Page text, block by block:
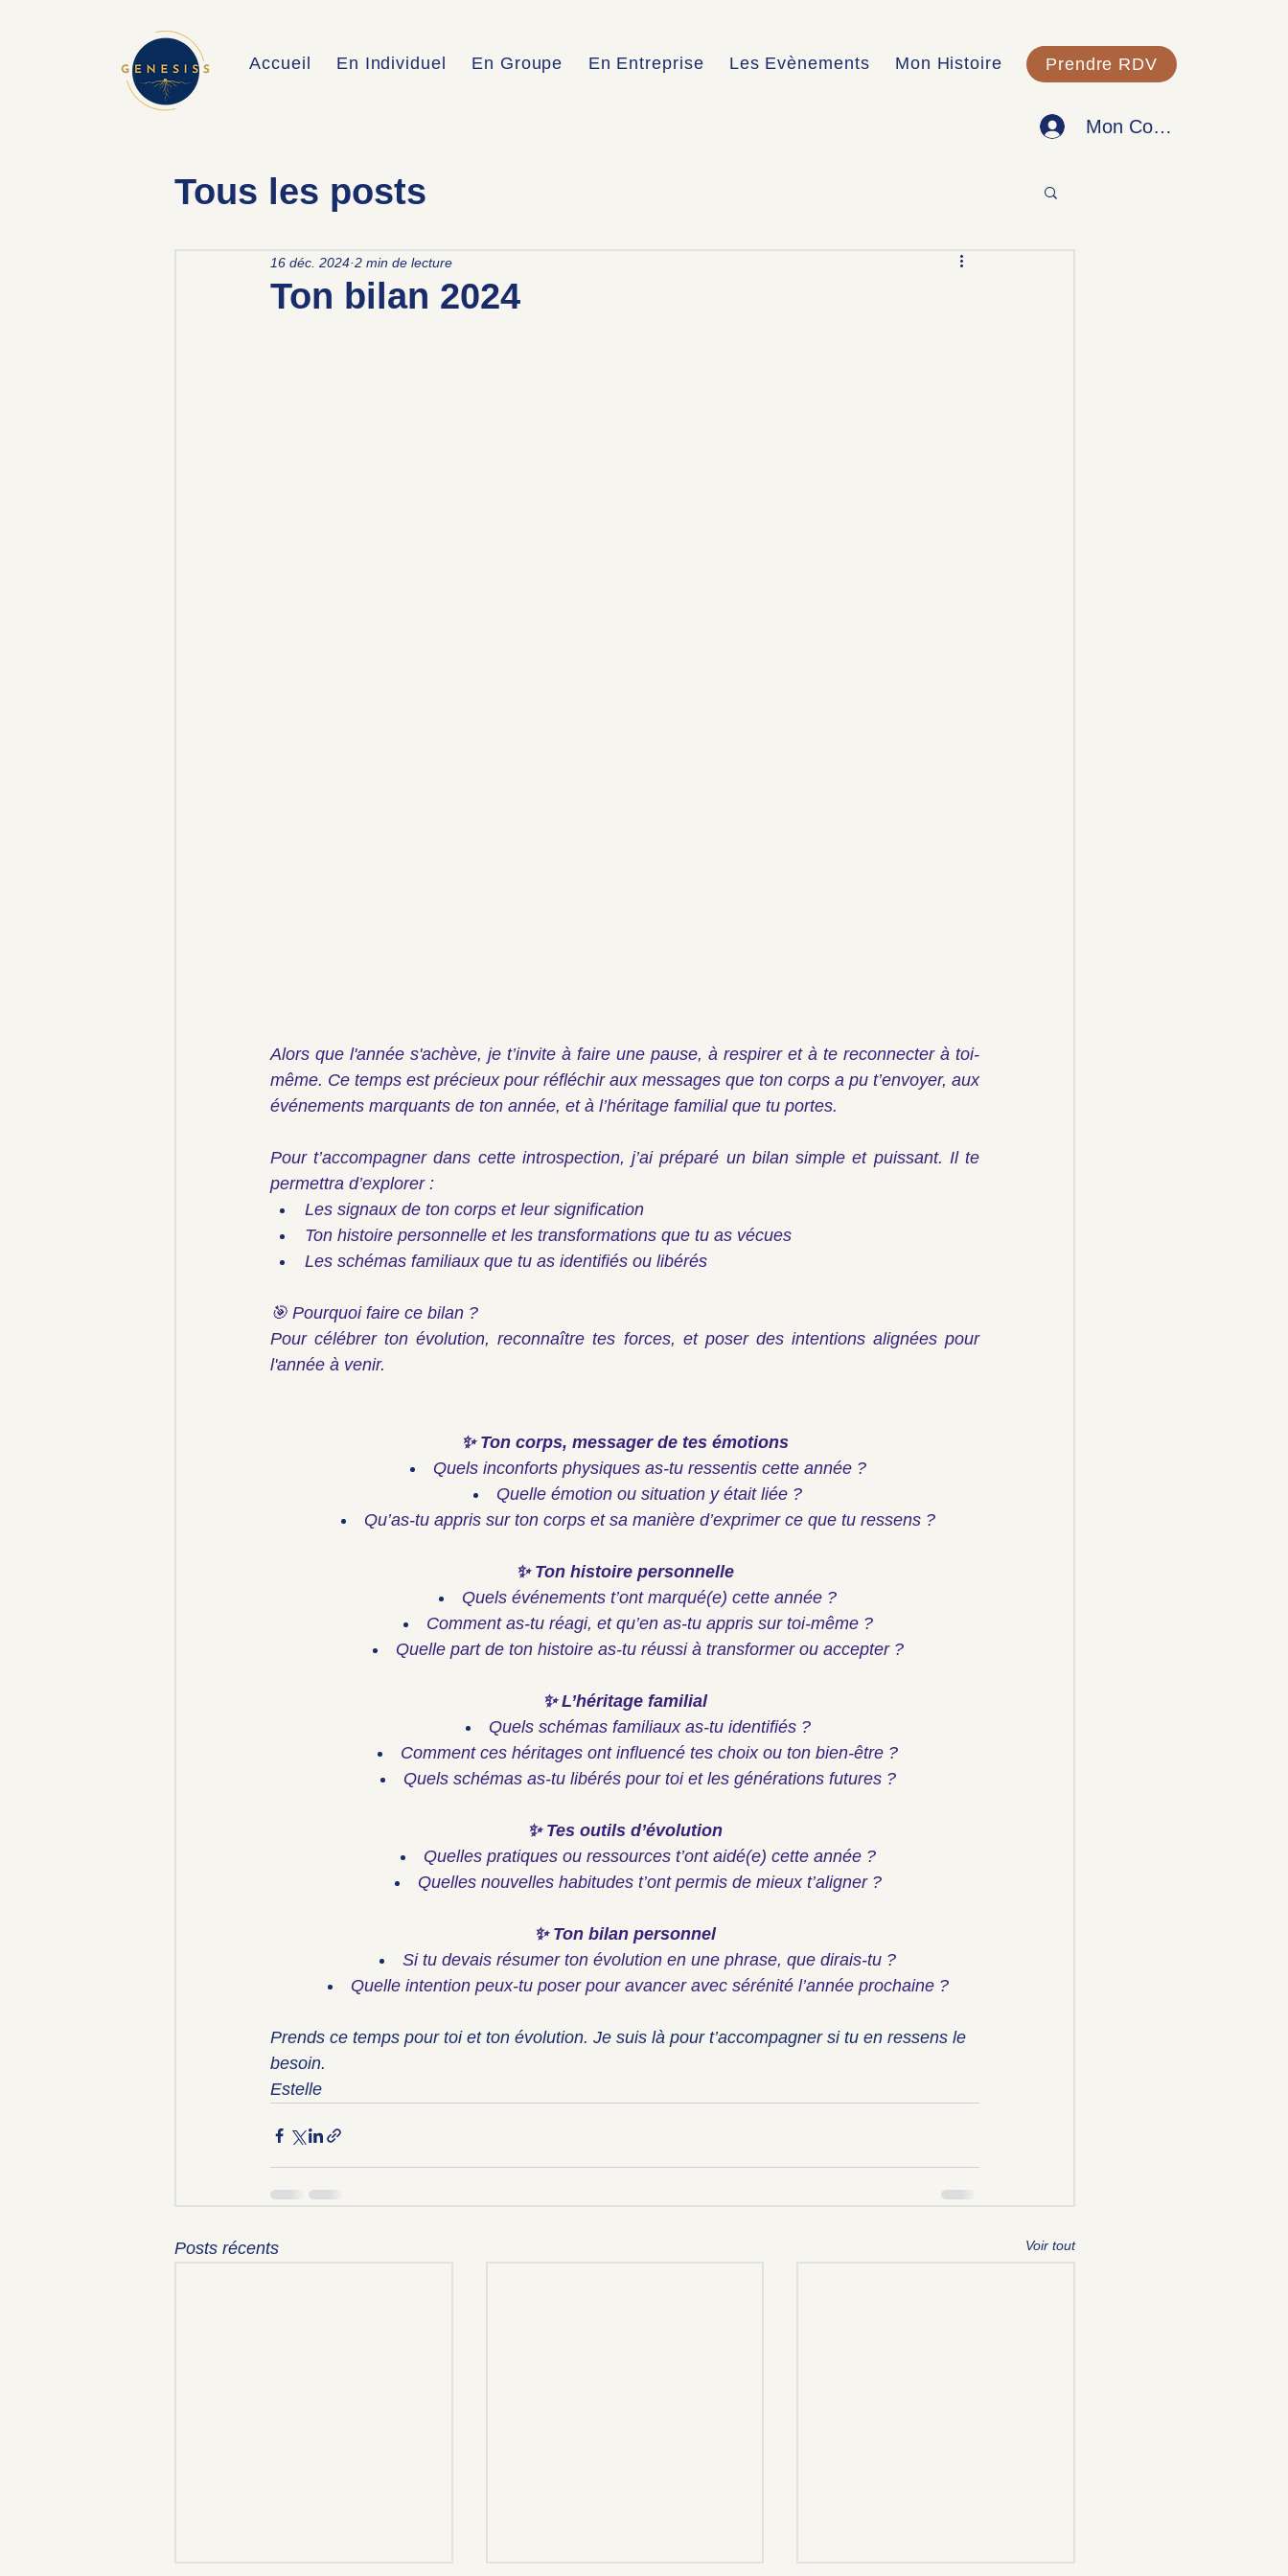
Accueil En Individuel En Groupe En Entreprise Les Evènements Mon Histoire Prendre RDV
Mon Compte
Tous les posts
Ton bilan 2024
16 déc. 2024 2 min de lecture
Alors que l'année s'achève, je t’invite à faire une pause, à respirer et à te reconnecter à toi-
même. Ce temps est précieux pour réfléchir aux messages que ton corps a pu t’envoyer, aux
événements marquants de ton année, et à l’héritage familial que tu portes.
Pour t’accompagner dans cette introspection, j’ai préparé un bilan simple et puissant. Il te
permettra d’explorer :
Les signaux de ton corps et leur signification
Ton histoire personnelle et les transformations que tu as vécues
Les schémas familiaux que tu as identifiés ou libérés
🎯 Pourquoi faire ce bilan ?
Pour célébrer ton évolution, reconnaître tes forces, et poser des intentions alignées pour
l'année à venir.
✨ Ton corps, messager de tes émotions
Quels inconforts physiques as-tu ressentis cette année ?
Quelle émotion ou situation y était liée ?
Qu’as-tu appris sur ton corps et sa manière d’exprimer ce que tu ressens ?
✨ Ton histoire personnelle
Quels événements t’ont marqué(e) cette année ?
Comment as-tu réagi, et qu’en as-tu appris sur toi-même ?
Quelle part de ton histoire as-tu réussi à transformer ou accepter ?
✨ L’héritage familial
Quels schémas familiaux as-tu identifiés ?
Comment ces héritages ont influencé tes choix ou ton bien-être ?
Quels schémas as-tu libérés pour toi et les générations futures ?
✨ Tes outils d’évolution
Quelles pratiques ou ressources t’ont aidé(e) cette année ?
Quelles nouvelles habitudes t’ont permis de mieux t’aligner ?
✨ Ton bilan personnel
Si tu devais résumer ton évolution en une phrase, que dirais-tu ?
Quelle intention peux-tu poser pour avancer avec sérénité l’année prochaine ?
Prends ce temps pour toi et ton évolution. Je suis là pour t’accompagner si tu en ressens le
besoin.
Estelle
Posts récents Voir tout